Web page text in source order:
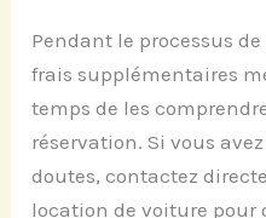
Pendant le processus
frais supplémentaires
temps de les
réservation. Si vous
doutes, contactez
location de voiture pour